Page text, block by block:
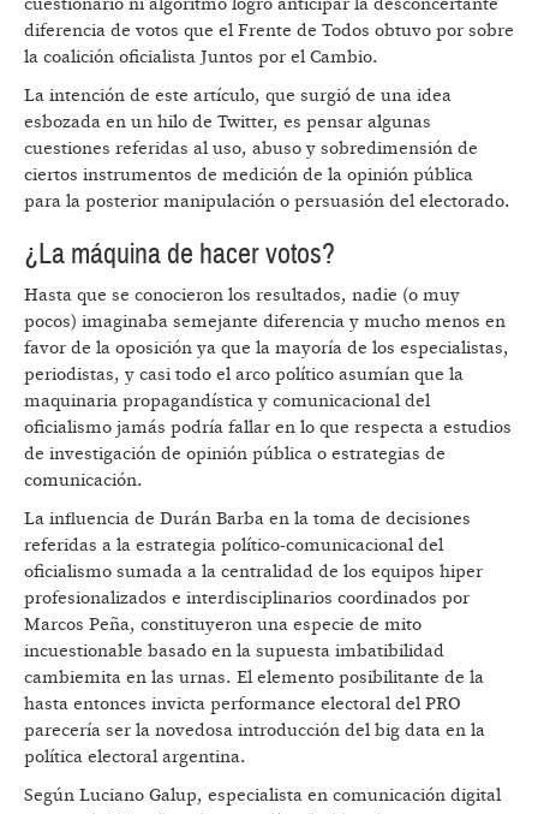
diferencia de votos que el Frente de Todos obtuvo por sobre
la coalición oficialista Juntos por el Cambio.
La intención de este artículo, que surgió de una idea
esbozada en un hilo de Twitter, es pensar algunas
cuestiones referidas al uso, abuso y sobredimensión de
ciertos instrumentos de medición de la opinión pública
para la posterior manipulación o persuasión del electorado.
¿La máquina de hacer votos?
Hasta que se conocieron los resultados, nadie (o muy
pocos) imaginaba semejante diferencia y mucho menos en
favor de la oposición ya que la mayoría de los especialistas,
periodistas, y casi todo el arco político asumían que la
maquinaria propagandística y comunicacional del
oficialismo jamás podría fallar en lo que respecta a estudios
de investigación de opinión pública o estrategias de
comunicación.
La influencia de Durán Barba en la toma de decisiones
referidas a la estrategia político-comunicacional del
oficialismo sumada a la centralidad de los equipos hiper
profesionalizados e interdisciplinarios coordinados por
Marcos Peña, constituyeron una especie de mito
incuestionable basado en la supuesta imbatibilidad
cambiemita en las urnas. El elemento posibilitante de la
hasta entonces invicta performance electoral del PRO
parecería ser la novedosa introducción del big data en la
política electoral argentina.
Según Luciano Galup, especialista en comunicación digital